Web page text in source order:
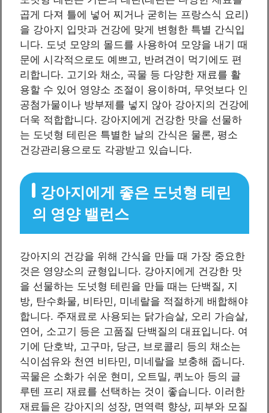
곱게 다져 틀에 넣어 찌거나 굳히는 프랑스식 요리)
을 강아지 입맛과 건강에 맞게 변형한 특별 간식입
니다. 도넛 모양의 몰드를 사용하여 모양을 내기 때
문에 시각적으로도 예쁘고, 반려견이 먹기에도 편
리합니다. 고기와 채소, 곡물 등 다양한 재료를 활
용할 수 있어 영양소 조절이 용이하며, 무엇보다 인
공첨가물이나 방부제를 넣지 않아 강아지의 건강에
더욱 적합합니다. 강아지에게 건강한 맛을 선물하
는 도넛형 테린은 특별한 날의 간식은 물론, 평소
건강관리용으로도 각광받고 있습니다.
강아지에게 좋은 도넛형 테린
의 영양 밸런스
강아지의 건강을 위해 간식을 만들 때 가장 중요한
것은 영양소의 균형입니다. 강아지에게 건강한 맛
을 선물하는 도넛형 테린을 만들 때는 단백질, 지
방, 탄수화물, 비타민, 미네랄을 적절하게 배합해야
합니다. 주재료로 사용되는 닭가슴살, 오리 가슴살,
연어, 소고기 등은 고품질 단백질의 대표입니다. 여
기에 단호박, 고구마, 당근, 브로콜리 등의 채소는
식이섬유와 천연 비타민, 미네랄을 보충해 줍니다.
곡물은 소화가 쉬운 현미, 오트밀, 퀴노아 등의 글
루텐 프리 재료를 선택하는 것이 좋습니다. 이러한
재료들은 강아지의 성장, 면역력 향상, 피부와 모질